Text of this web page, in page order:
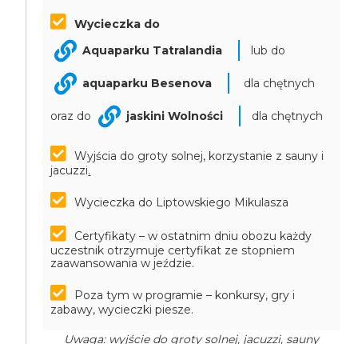
Wycieczka do
Aquaparku Tatralandia
lub do
aquaparku Besenova dla chętnych
oraz do jaskini Wolności dla chętnych
Wyjścia do groty solnej, korzystanie z sauny i
jacuzzi.
Wycieczka do Liptowskiego Mikulasza
Certyfikaty – w ostatnim dniu obozu każdy
uczestnik otrzymuje certyfikat ze stopniem
zaawansowania w jeździe.
Poza tym w programie – konkursy, gry i
zabawy, wycieczki piesze.
Uwaga: wyjście do groty solnej, jacuzzi, sauny